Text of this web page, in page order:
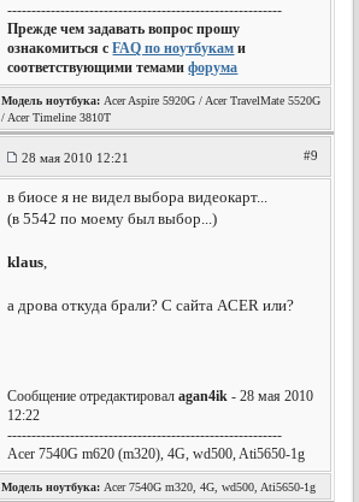
---------------------------------------------------------
Прежде чем задавать вопрос прошу
ознакомиться сFAQ по ноутбукам и
соответствующими темамифорума
Модель ноутбука: Acer Aspire 5920G / Acer TravelMate 5520G
/ Acer Timeline 3810T
28 мая 2010 12:21 #9
в биосе я не видел выбора видеокарт...
(в 5542 по моему был выбор...)
klaus,
а дрова откуда брали? С сайта ACER или?
Сообщение отредактировалagan4ik - 28 мая 2010
12:22
---------------------------------------------------------
Acer 7540G m620 (m320), 4G, wd500, Ati5650-1g
Модель ноутбука: Acer 7540G m320, 4G, wd500, Ati5650-1g